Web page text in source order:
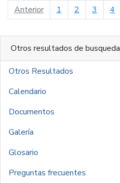
Anteriorpágina anterior
1 2 3 4
Otros resultados de busqueda
Otros Resultados
Calendario
Documentos
Galería
Glosario
Preguntas frecuentes